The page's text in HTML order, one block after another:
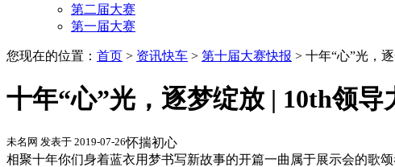
第二届大赛
第一届大赛
您现在的位置： 首页 > 资讯快车 > 第十届大赛快报 > 十年“心”光，
十年“心”光，逐梦绽放 | 10th领
未名网 发表于 2019-07-26怀揣初心
相聚十年你们身着蓝衣用梦书写新故事的开篇一曲属于展示会的歌